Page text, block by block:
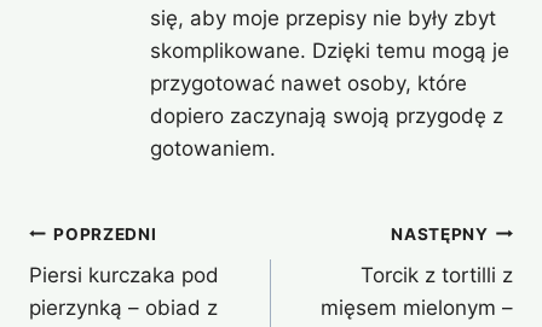
się, aby moje przepisy nie były zbyt
skomplikowane. Dzięki temu mogą je
przygotować nawet osoby, które
dopiero zaczynają swoją przygodę z
gotowaniem.
Nawigacja
wpisu
POPRZEDNI
Piersi kurczaka pod
pierzynką – obiad z
NASTĘPNY
Torcik z tortilli z
mięsem mielonym –